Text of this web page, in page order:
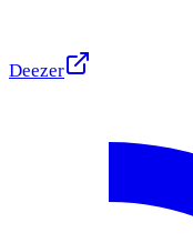
Deezer